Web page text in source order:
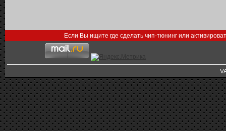
Если Вы ищите где сделать чип-тюнинг или